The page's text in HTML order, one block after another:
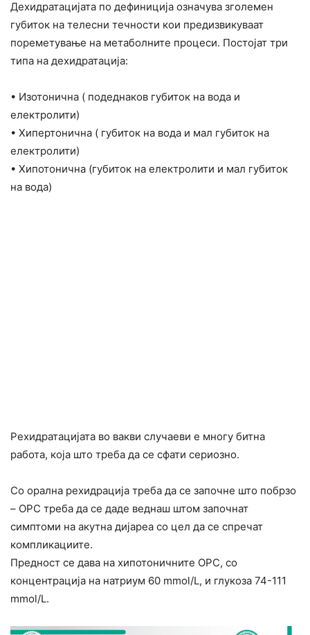
Дехидратацијата по дефиниција означува зголемен
губиток на телесни течности кои предизвикуваат
пореметување на метаболните процеси. Постојат три
типа на дехидратација:
• Изотонична ( подеднаков губиток на вода и
електролити)
• Хипертонична ( губиток на вода и мал губиток на
електролити)
• Хипотонична (губиток на електролити и мал губиток
на вода)
Рехидратацијата во вакви случаеви е многу битна
работа, која што треба да се сфати сериозно.
Со орална рехидрација треба да се започне што побрзо
– OРС треба да се даде веднаш штом започнат
симптоми на акутна дијареа со цел да се спречат
компликациите.
Предност се дава на хипотоничните OРС, со
концентрација на натриум 60 mmol/L, и глукоза 74-111
mmol/L.